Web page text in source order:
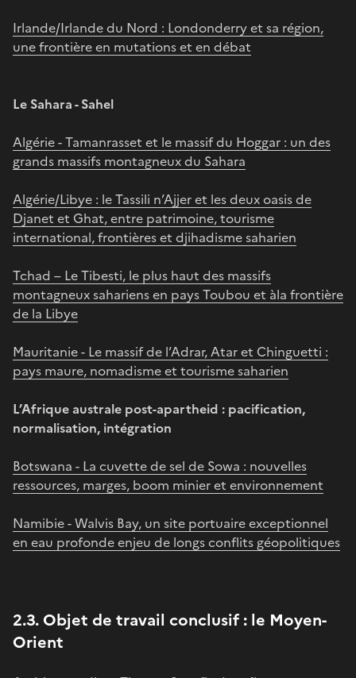
Irlande/Irlande du Nord : Londonderry et sa région,
une frontière en mutations et en débat
Le Sahara - Sahel
Algérie - Tamanrasset et le massif du Hoggar : un des
grands massifs montagneux du Sahara
Algérie/Libye : le Tassili n’Ajjer et les deux oasis de
Djanet et Ghat, entre patrimoine, tourisme
international, frontières et djihadisme saharien
Tchad – Le Tibesti, le plus haut des massifs
montagneux sahariens en pays Toubou et àla frontière
de la Libye
Mauritanie - Le massif de l’Adrar, Atar et Chinguetti :
pays maure, nomadisme et tourisme saharien
L’Afrique australe post-apartheid : pacification,
normalisation, intégration
Botswana - La cuvette de sel de Sowa : nouvelles
ressources, marges, boom minier et environnement
Namibie - Walvis Bay, un site portuaire exceptionnel
en eau profonde enjeu de longs conflits géopolitiques
2.3. Objet de travail conclusif : le Moyen-
Orient